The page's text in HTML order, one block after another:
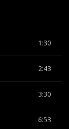
1:30
2:43
3:30
6:53